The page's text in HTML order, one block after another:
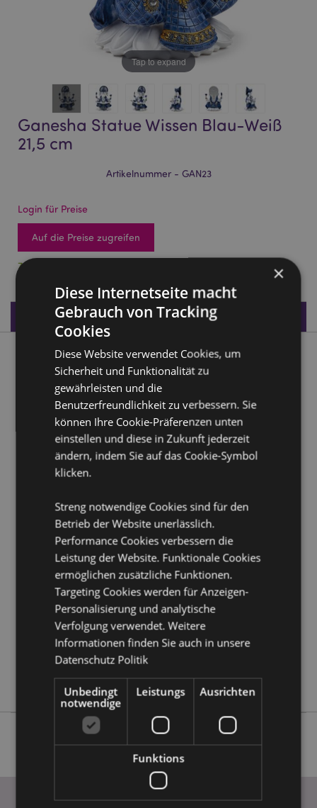
Tap to expand
Ganesha Statue Wissen Blau-Weiß
21,5 cm
Artikelnummer - GAN23
Login für Preise
Auf die Preise zugreifen
72 auf Lager
Produktdaten
Produktbeschreibung
Ganesha Statue Wissen Blau-Weiß 21,5 cm
Material: Harz
Produkttressourcen:
Möchten Sie mehr über den Einkauf bei Puckator
Produktattribute
Information
Höhe 21.5cm Breite 15cm Tiefe 11.5cm
8
0.935000
Keine
Keine
Keine
×
Diese Internetseite macht
Gebrauch von Tracking
Cookies
Diese Website verwendet Cookies, um
Sicherheit und Funktionalität zu
gewährleisten und die
Benutzerfreundlichkeit zu verbessern. Sie
können Ihre Cookie-Präferenzen unten
einstellen und diese in Zukunft jederzeit
ändern, indem Sie auf das Cookie-Symbol
klicken.
Streng notwendige Cookies sind für den
Betrieb der Website unerlässlich.
Performance Cookies verbessern die
Leistung der Website. Funktionale Cookies
ermöglichen zusätzliche Funktionen.
Targeting Cookies werden für Anzeigen-
Personalisierung und analytische
Verfolgung verwendet. Weitere
Informationen finden Sie auch in unsere
Datenschutz Politik
Unbedingt
notwendige
Leistungs Ausrichten
Funktions